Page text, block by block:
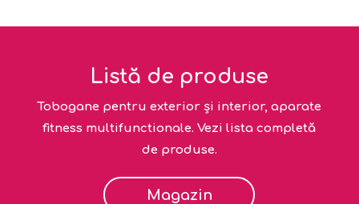
Listă de produse
Tobogane pentru exterior și interior, aparate
fitness multifunctionale. Vezi lista completă
de produse.
Magazin